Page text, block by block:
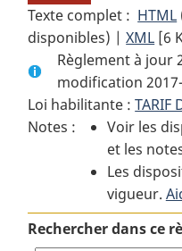
Texte complet : HTML
:
disponibles) |XML
:
de
les
[6
Règlement à jour
modification
Loi habilitante :TARIF
Notes :
Voir les
et les
Les
vigueur.
Rechercher dans ce